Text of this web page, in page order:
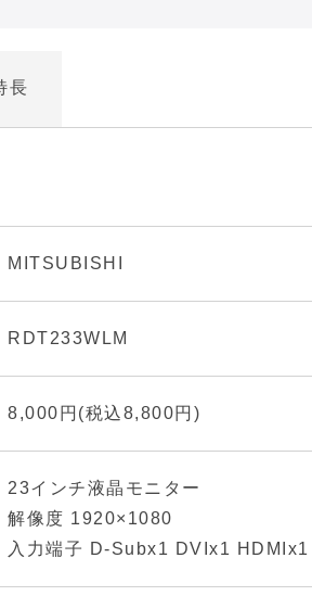
MITSUBISHI
RDT233WLM
8,000円(税込8,800円)
23インチ液晶モニター
解像度 1920×1080
入力端子 D-Subx1 DVIx1 HDMIx1
長